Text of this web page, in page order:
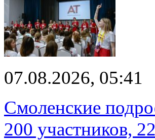
07.08.2026, 05:41
Смоленские
200 участников,